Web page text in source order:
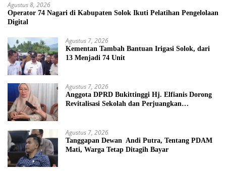
Agustus 8, 2026
Operator 74 Nagari di Kabupaten Solok Ikuti Pelatihan Pengelolaan
Digital
Agustus 7, 2026
Kementan Tambah Bantuan Irigasi Solok, dari
13 Menjadi 74 Unit
Agustus 7, 2026
Anggota DPRD Bukittinggi Hj. Elfianis Dorong
Revitalisasi Sekolah dan Perjuangkan
Agustus 7, 2026
Tanggapan Dewan Andi Putra, Tentang PDAM
Mati, Warga Tetap Ditagih Bayar